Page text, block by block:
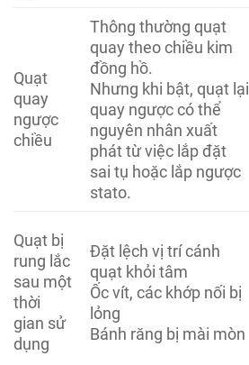
Quạt
quay
ngược
chiều
Thông thường quạt
quay theo chiều kim
đồng hồ.
Nhưng khi bật, quạt lại
quay ngược có thể
nguyên nhân xuất
phát từ việc lắp đặt
sai tụ hoặc lắp ngược
stato.
Quạt bị
rung lắc
sau một
thời
gian sử
dụng
Đặt lệch vị trí cánh
quạt khỏi tâm
Ốc vít, các khớp nối bị
lỏng
Bánh răng bị mài mòn